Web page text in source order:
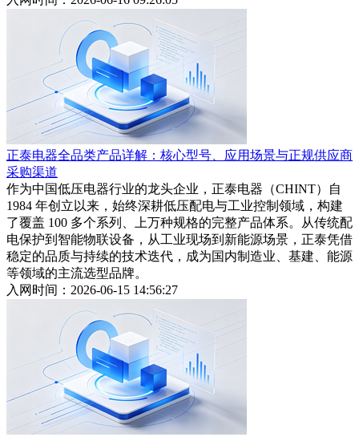
正泰电器全品类产品详解：核心型号、应用场景与正规供应商
采购渠道
作为中国低压电器行业的龙头企业，正泰电器（CHINT）自
1984 年创立以来，始终深耕低压配电与工业控制领域，构建
了覆盖 100 多个系列、上万种规格的完整产品体系。从传统配
电保护到智能物联设备，从工业现场到新能源场景，正泰凭借
稳定的品质与持续的技术迭代，成为国内制造业、基建、能源
等领域的主流选型品牌。
入网时间：2026-06-15 14:56:27